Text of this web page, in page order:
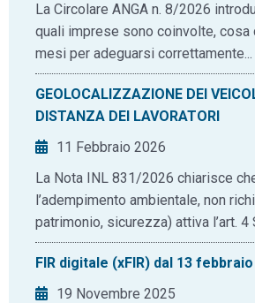
La Circolare ANGA n. 8/2026
quali imprese sono coinvolte,
mesi per adeguarsi correttamente...
GEOLOCALIZZAZIONE DEI
DISTANZA DEI LAVORATORI
11 Febbraio 2026
La Nota INL 831/2026 chiarisce
l’adempimento ambientale, non
patrimonio, sicurezza) attiva l’art.
FIR digitale (xFIR) dal 13
19 Novembre 2025